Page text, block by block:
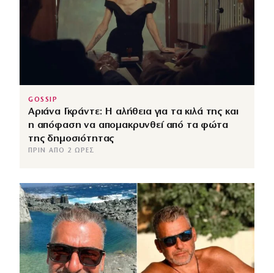
GOSSIP
Αριάνα Γκράντε: Η αλήθεια για τα κιλά της και
η απόφαση να απομακρυνθεί από τα φώτα
της δημοσιότητας
ΠΡΙΝ ΑΠΌ 2 ΏΡΕΣ